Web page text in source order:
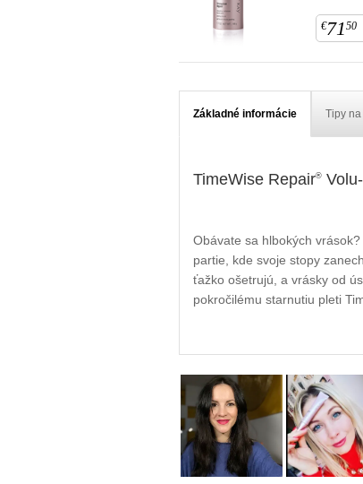
€7150
Základné informácie Tipy
TimeWise Repair®Volu-
Obávate sa hlbokých
partie, kde svoje stopy
ťažko ošetrujú, a vrásky od
pokročilému starnutiu pleti